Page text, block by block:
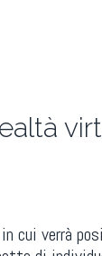
cui verrà